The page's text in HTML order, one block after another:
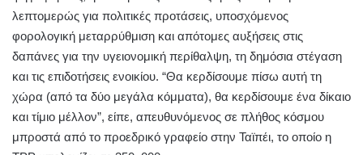
λεπτομερώς για πολιτικές προτάσεις, υποσχόμενος
φορολογική μεταρρύθμιση και απότομες αυξήσεις στις
δαπάνες για την υγειονομική περίθαλψη, τη δημόσια στέγαση
και τις επιδοτήσεις ενοικίου. “Θα κερδίσουμε πίσω αυτή τη
χώρα (από τα δύο μεγάλα κόμματα), θα κερδίσουμε ένα δίκαιο
και τίμιο μέλλον”, είπε, απευθυνόμενος σε πλήθος κόσμου
μπροστά από το προεδρικό γραφείο στην Ταϊπέι, το οποίο η